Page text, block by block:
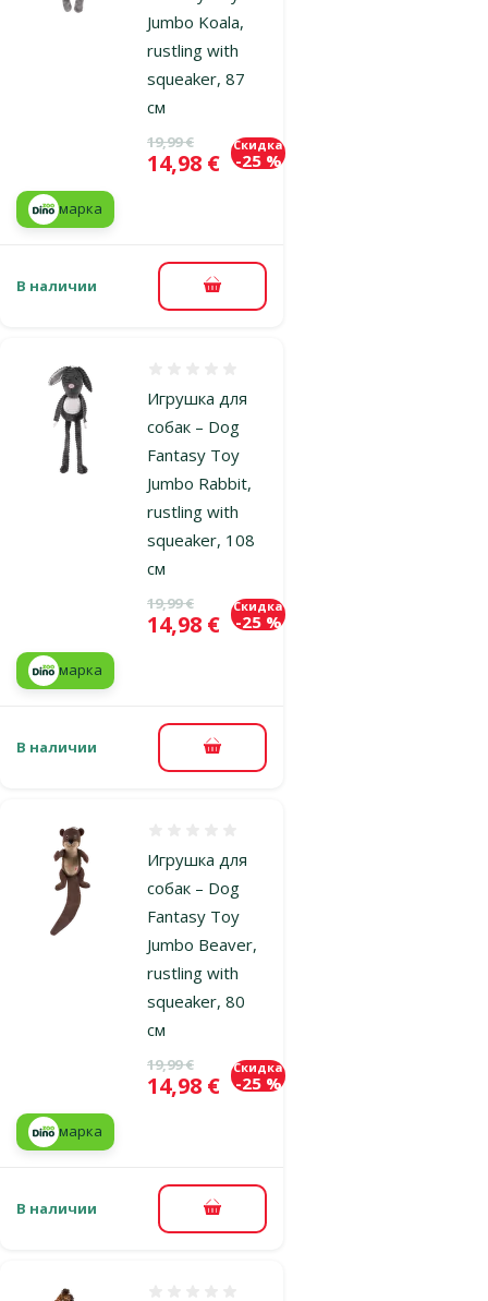
Jumbo Koala,
rustling with
squeaker, 87
см
Исходная цена
19,99 €
Цена
14,98 €
Скидка
-25 %
марка
В наличии В корзину
Игрушка для
собак – Dog
Fantasy Toy
Jumbo Rabbit,
rustling with
squeaker, 108
см
Исходная цена
19,99 €
Цена
14,98 €
Скидка
-25 %
марка
В наличии В корзину
Игрушка для
собак – Dog
Fantasy Toy
Jumbo Beaver,
rustling with
squeaker, 80
см
Исходная цена
19,99 €
Цена
14,98 €
Скидка
-25 %
марка
В наличии В корзину